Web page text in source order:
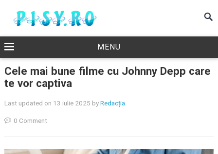
MENU
Cele mai bune filme cu Johnny Depp care
te vor captiva
Last updated on 13 iulie 2025 byRedacția
0 Comment